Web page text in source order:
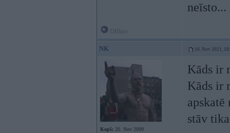
neīsto...
NK 10. Nov 2021,
Kopš: 20. Nov 2009
Kāds ir
Kāds ir
stāv